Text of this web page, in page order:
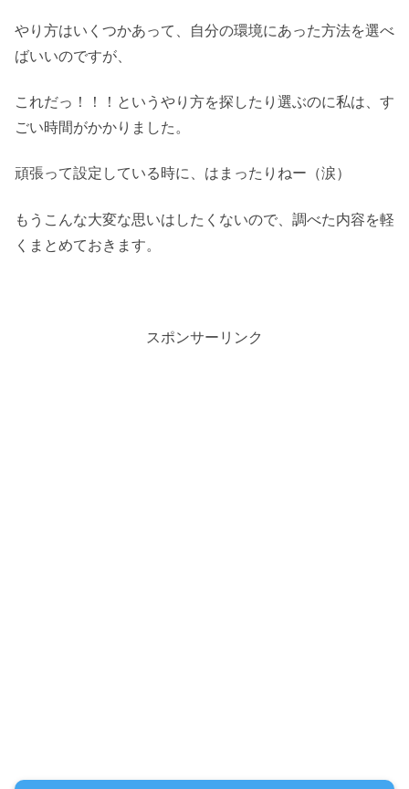
やり方はいくつかあって、自分の環境にあった方法を選べ
ばいいのですが、
これだっ！！！というやり方を探したり選ぶのに私は、す
ごい時間がかかりました。
頑張って設定している時に、はまったりねー（涙）
もうこんな大変な思いはしたくないので、調べた内容を軽
くまとめておきます。
スポンサーリンク